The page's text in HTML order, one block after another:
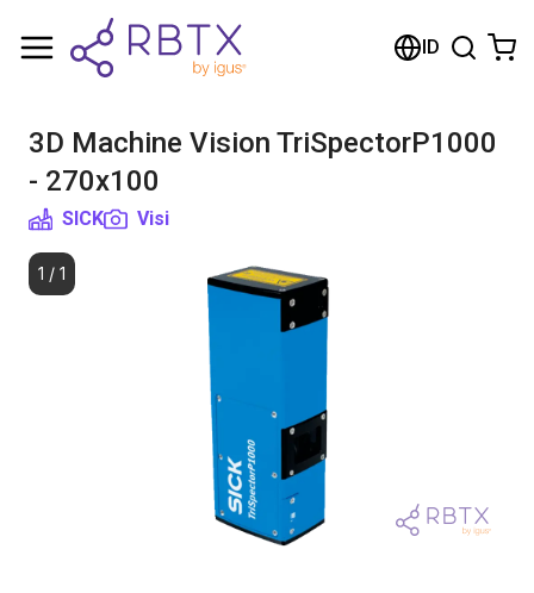
ID
3D Machine Vision TriSpectorP1000
- 270x100
SICK Visi
1 / 1
Shopping Cart
Browse the shop